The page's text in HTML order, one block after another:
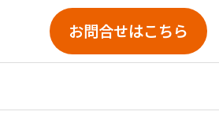
お問合せはこちら